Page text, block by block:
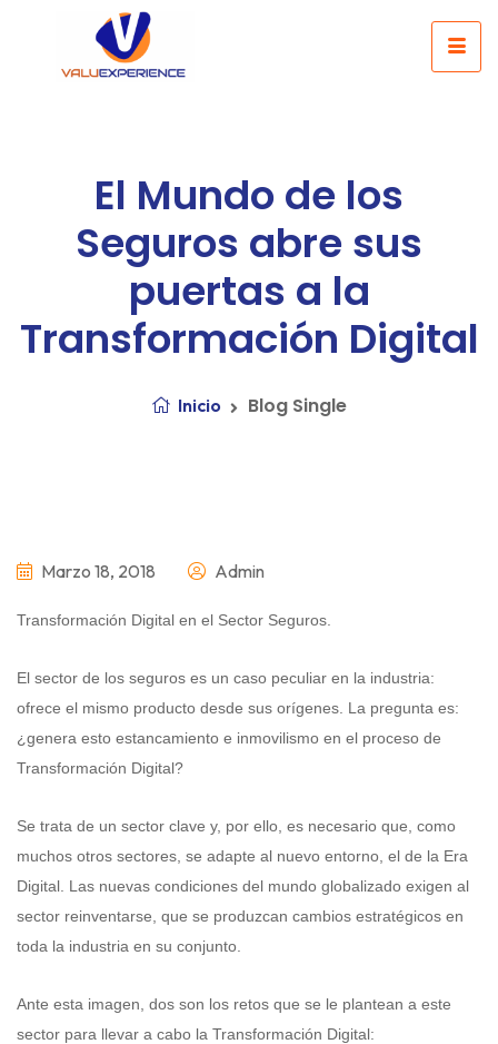
El Mundo de los
Seguros abre sus
puertas a la
Transformación Digital
Inicio Blog Single
Marzo 18, 2018 Admin
Transformación Digital en el Sector Seguros.
El sector de los seguros es un caso peculiar en la industria:
ofrece el mismo producto desde sus orígenes. La pregunta es:
¿genera esto estancamiento e inmovilismo en el proceso de
Transformación Digital?
Se trata de un sector clave y, por ello, es necesario que, como
muchos otros sectores, se adapte al nuevo entorno, el de la Era
Digital. Las nuevas condiciones del mundo globalizado exigen al
sector reinventarse, que se produzcan cambios estratégicos en
toda la industria en su conjunto.
Ante esta imagen, dos son los retos que se le plantean a este
sector para llevar a cabo la Transformación Digital: